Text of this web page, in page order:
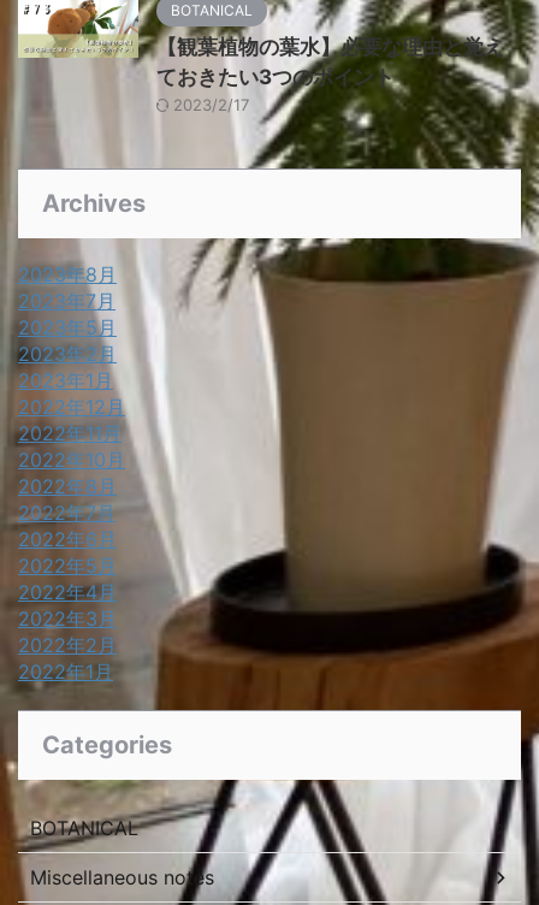
BOTANICAL
【観葉植物の葉水】必要な理由と覚え
ておきたい3つのポイント
2023/2/17
Archives
2023年8月
2023年7月
2023年5月
2023年2月
2023年1月
2022年12月
2022年11月
2022年10月
2022年8月
2022年7月
2022年6月
2022年5月
2022年4月
2022年3月
2022年2月
2022年1月
Categories
BOTANICAL
Miscellaneous notes